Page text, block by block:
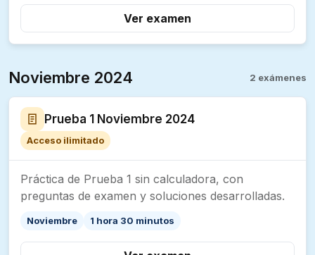
Ver examen
Noviembre 2024 2 exámenes
Prueba 1 Noviembre 2024
Acceso ilimitado
Práctica de Prueba 1 sin calculadora, con
preguntas de examen y soluciones desarrolladas.
Noviembre 1 hora 30 minutos